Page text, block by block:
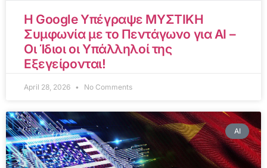
Η Google Υπέγραψε ΜΥΣΤΙΚΗ
Συμφωνία με το Πεντάγωνο για AI –
Οι Ίδιοι οι Υπάλληλοί της
Εξεγείρονται!
April 28, 2026 No Comments
AI